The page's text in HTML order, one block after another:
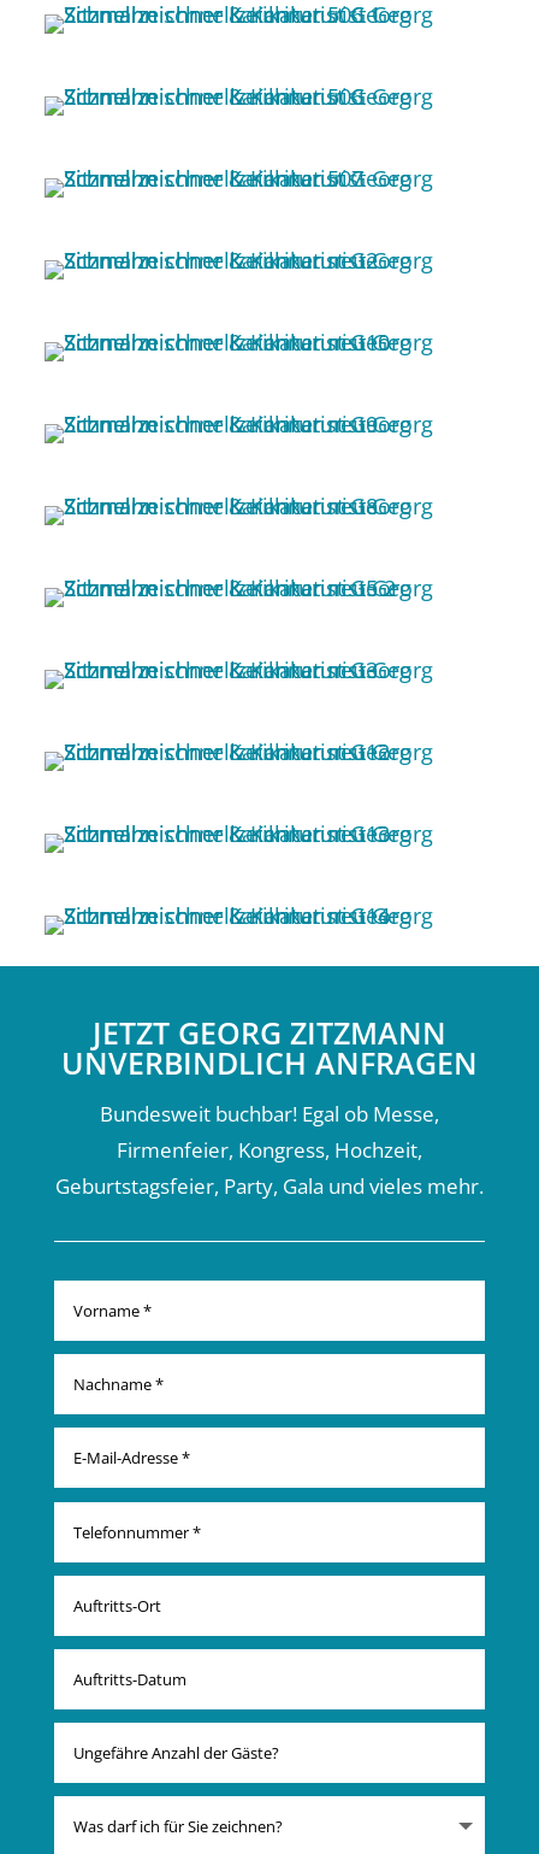
JETZT GEORG ZITZMANN
UNVERBINDLICH ANFRAGEN
Bundesweit buchbar! Egal ob Messe,
Firmenfeier, Kongress, Hochzeit,
Geburtstagsfeier, Party, Gala und vieles mehr.